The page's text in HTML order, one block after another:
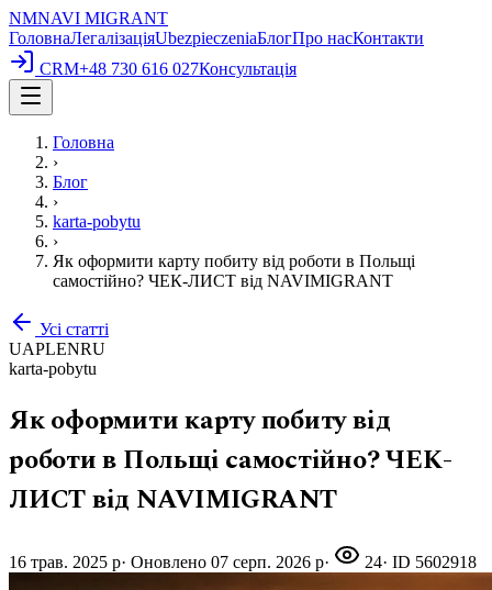
NMNAVI MIGRANT
ГоловнаЛегалізаціяUbezpieczeniaБлогПро насКонтакти
CRM+48 730 616 027Консультація
Головна
›
Блог
›
karta-pobytu
›
Як оформити карту побиту від роботи в Польщі
самостійно? ЧЕК-ЛИСТ від NAVIMIGRANT
Усі статті
UAPLENRU
karta-pobytu
Як оформити карту побиту від
роботи в Польщі самостійно? ЧЕК-
ЛИСТ від NAVIMIGRANT
16 трав. 2025 р· Оновлено 07 серп. 2026 р· 24· ID 5602918